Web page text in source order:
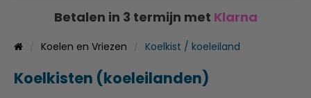
Betalen in 3 termijn met Klarna
Koelen en Vriezen Koelkist / koeleiland
Koelkisten (koeleilanden)